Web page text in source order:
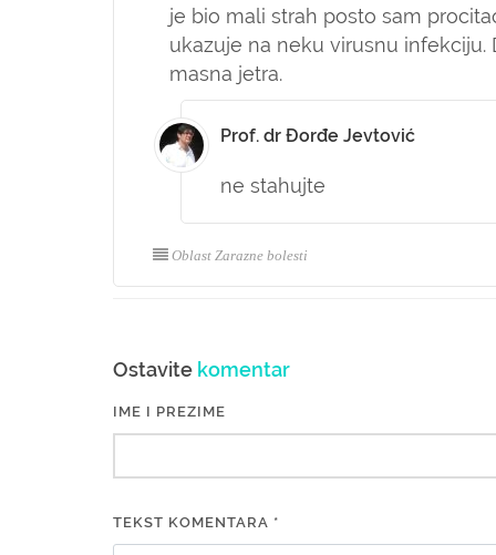
je bio mali strah posto sam
ukazuje na neku virusnu
masna jetra.
Prof. dr Đorđe Jevtović
ne stahujte
Oblast Zarazne bolesti
Ostavite komentar
IME I PREZIME
TEKST KOMENTARA *